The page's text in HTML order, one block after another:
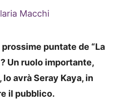
Macchi
puntate de “La
Un ruolo importante,
avrà Seray Kaya, in
il pubblico.